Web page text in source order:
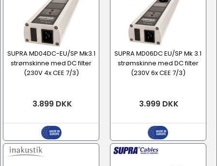
SUPRA MD04DC-EU/SP Mk3.1
strømskinne med DC filter
(230V 4x CEE 7/3)
3.899 DKK
SUPRA MD06DC EU/SP Mk 3.1
strømskinne med DC filter
(230V 6x CEE 7/3)
3.999 DKK